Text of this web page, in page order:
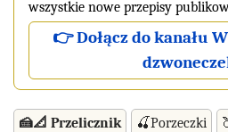
wszystkie nowe przepisy
👉 Dołącz do kanału
🍰📐 Przelicznik 🍒Porzeczki